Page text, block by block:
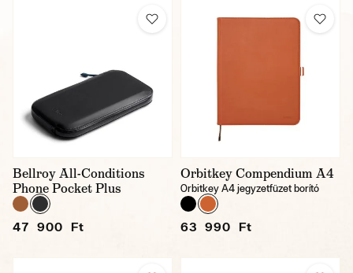
Bellroy All-Conditions
Phone Pocket Plus
47 900 Ft
Orbitkey Compendium A4
Orbitkey A4 jegyzetfüzet borító
63 990 Ft